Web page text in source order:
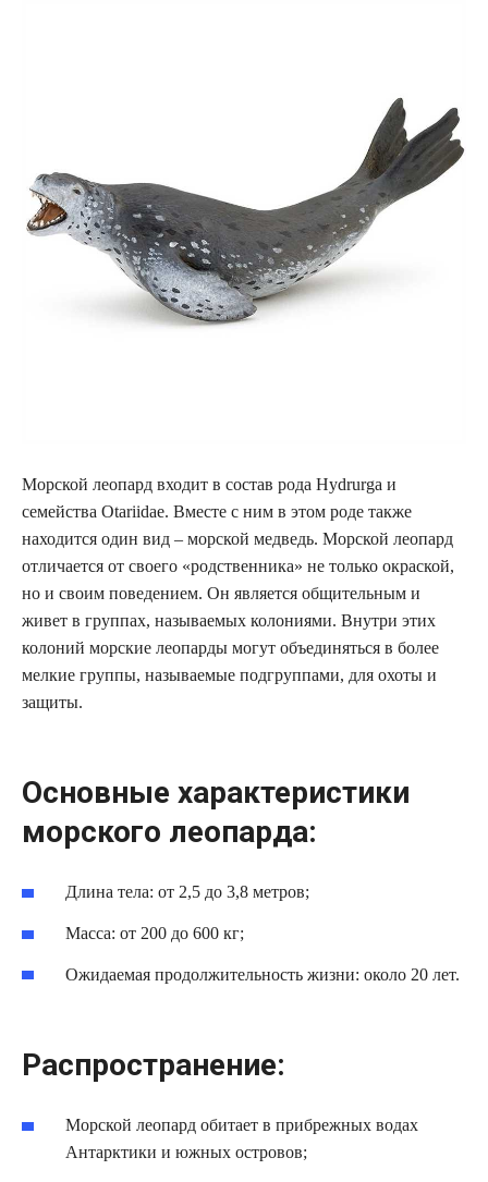
Морской леопард входит в состав рода Hydrurga и
семейства Otariidae. Вместе с ним в этом роде также
находится один вид – морской медведь. Морской леопард
отличается от своего «родственника» не только окраской,
но и своим поведением. Он является общительным и
живет в группах, называемых колониями. Внутри этих
колоний морские леопарды могут объединяться в более
мелкие группы, называемые подгруппами, для охоты и
защиты.
Основные характеристики
морского леопарда:
Длина тела: от 2,5 до 3,8 метров;
Масса: от 200 до 600 кг;
Ожидаемая продолжительность жизни: около 20 лет.
Распространение:
Морской леопард обитает в прибрежных водах
Антарктики и южных островов;